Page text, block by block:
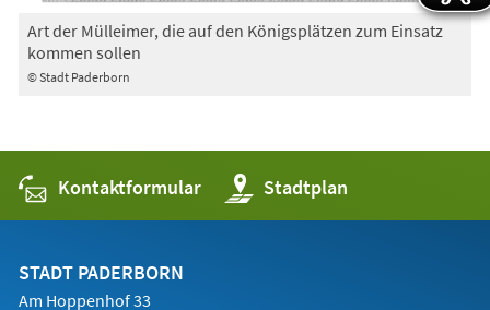
© Stadt Paderborn
Art der Mülleimer, die auf den Königsplätzen zum Einsatz
kommen sollen
Kontaktformular Stadtplan
(Öffnet
in
einem
STADT PADERBORN
Am Hoppenhof 33